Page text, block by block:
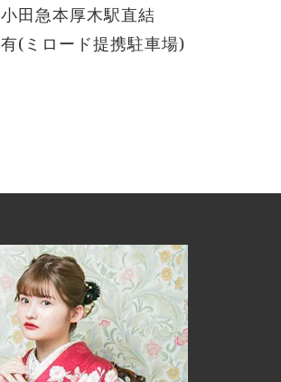
小田急本厚木駅直結
有(ミロード提携駐車場)